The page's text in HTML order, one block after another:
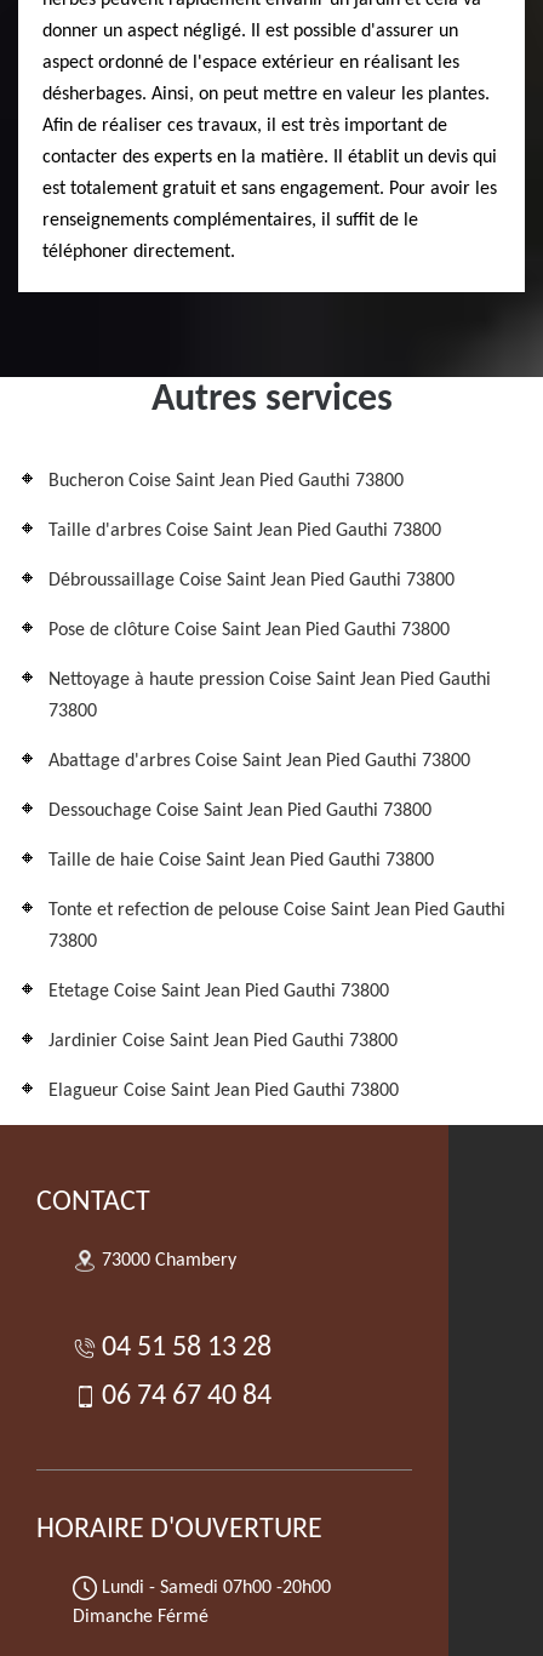
donner un aspect négligé. Il est possible d'assurer un
aspect ordonné de l'espace extérieur en réalisant les
désherbages. Ainsi, on peut mettre en valeur les plantes.
Afin de réaliser ces travaux, il est très important de
contacter des experts en la matière. Il établit un devis qui
est totalement gratuit et sans engagement. Pour avoir les
renseignements complémentaires, il suffit de le
téléphoner directement.
Autres services
Bucheron Coise Saint Jean Pied Gauthi 73800
Taille d'arbres Coise Saint Jean Pied Gauthi 73800
Débroussaillage Coise Saint Jean Pied Gauthi 73800
Pose de clôture Coise Saint Jean Pied Gauthi 73800
Nettoyage à haute pression Coise Saint Jean Pied Gauthi
73800
Abattage d'arbres Coise Saint Jean Pied Gauthi 73800
Dessouchage Coise Saint Jean Pied Gauthi 73800
Taille de haie Coise Saint Jean Pied Gauthi 73800
Tonte et refection de pelouse Coise Saint Jean Pied Gauthi
73800
Etetage Coise Saint Jean Pied Gauthi 73800
Jardinier Coise Saint Jean Pied Gauthi 73800
Elagueur Coise Saint Jean Pied Gauthi 73800
CONTACT
73000 Chambery
04 51 58 13 28
06 74 67 40 84
HORAIRE D'OUVERTURE
Lundi - Samedi 07h00 -20h00
Dimanche Férmé